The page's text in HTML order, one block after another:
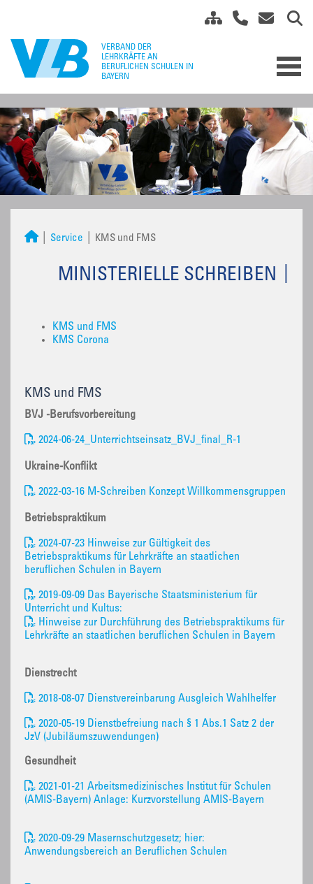
Service KMS und FMS
MINISTERIELLE SCHREIBEN
KMS und FMS
KMS Corona
KMS und FMS
BVJ -Berufsvorbereitung
2024-06-24_Unterrichtseinsatz_BVJ_final_R-1
Ukraine-Konflikt
2022-03-16 M-Schreiben Konzept Willkommensgruppen
Betriebspraktikum
2024-07-23 Hinweise zur Gültigkeit des
Betriebspraktikums für Lehrkräfte an staatlichen
beruflichen Schulen in Bayern
2019-09-09 Das Bayerische Staatsministerium für
Unterricht und Kultus:
Hinweise zur Durchführung des Betriebspraktikums für
Lehrkräfte an staatlichen beruflichen Schulen in Bayern
Dienstrecht
2018-08-07 Dienstvereinbarung Ausgleich Wahlhelfer
2020-05-19 Dienstbefreiung nach § 1 Abs.1 Satz 2 der
JzV (Jubiläumszuwendungen)
Gesundheit
2021-01-21 Arbeitsmedizinisches Institut für Schulen
(AMIS-Bayern) Anlage: Kurzvorstellung AMIS-Bayern
2020-09-29 Masernschutzgesetz; hier:
Anwendungsbereich an Beruflichen Schulen